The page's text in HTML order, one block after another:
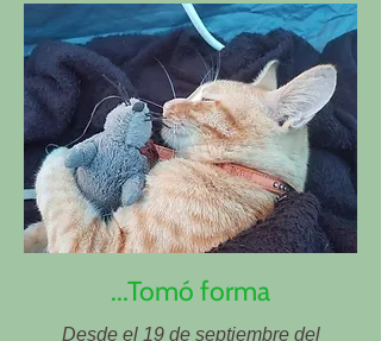
...Tomó forma
Desde el 19 de septiembre del